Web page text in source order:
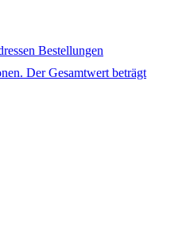
Bestellungen
Der Gesamtwert beträgt